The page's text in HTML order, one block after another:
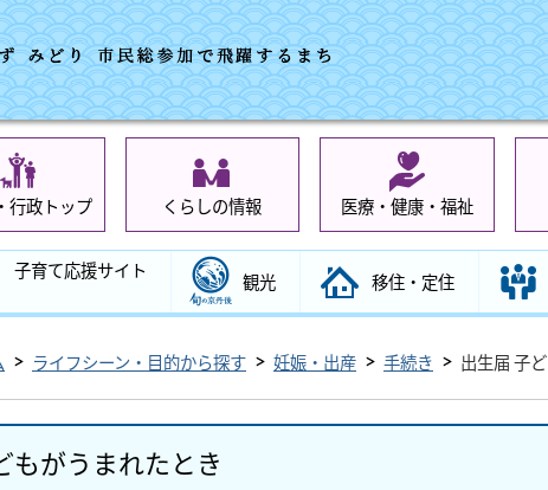
行政トップ くらしの情報 医療・健康・福祉
子育て応援サイト 観光 移住・定住
ライフシーン・目的から探す 妊娠・出産 手続き 出生届 子
もがうまれたとき